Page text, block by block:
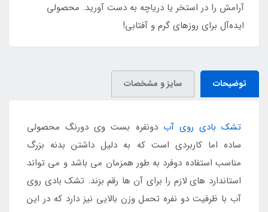
آرامش را در استخر یا دریاچه به دست آورید. محصولی
ایده‌آل برای روزهای گرم و آفتابی!
توضیحات سایز و مشخصات
تشک بادی روی آب دونفره بست وی دورنگ محصولی
ساده اما کاربردی است که به دلیل داشتن بدنه بزرگ
مناسب استفاده دوفرد به طور همزمان می باشد و می تواند
استاندارد های لازم را برای آن ها رقم بزند. تشک بادی روی
آب با ظرفیت دو نفره تحمل وزن بالایی نیز دارد که در این